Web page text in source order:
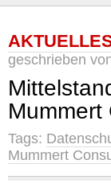
geschrieben
Tags:
Mummert